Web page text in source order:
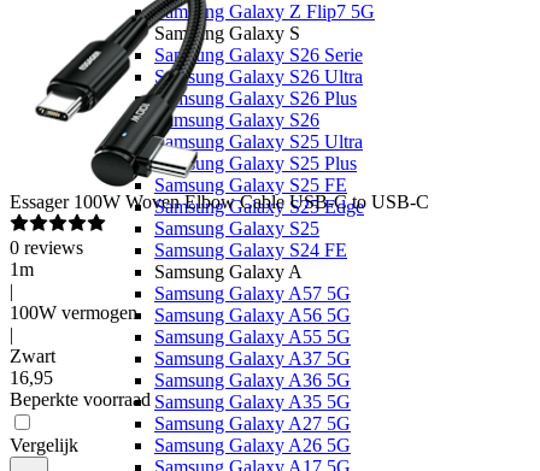
Samsung Galaxy Z Flip7 5G
Samsung Galaxy S
Samsung Galaxy S26 Serie
Samsung Galaxy S26 Ultra
Samsung Galaxy S26 Plus
Samsung Galaxy S26
Samsung Galaxy S25 Ultra
Samsung Galaxy S25 Plus
Samsung Galaxy S25 FE
Samsung Galaxy S25 Edge
Samsung Galaxy S25
Samsung Galaxy S24 FE
Samsung Galaxy A
Samsung Galaxy A57 5G
Samsung Galaxy A56 5G
Samsung Galaxy A55 5G
Samsung Galaxy A37 5G
Samsung Galaxy A36 5G
Samsung Galaxy A35 5G
Samsung Galaxy A27 5G
Samsung Galaxy A26 5G
Samsung Galaxy A17 5G
Essager 100W Woven Elbow Cable USB-C to USB-C
0 reviews
1m
|
100W vermogen
|
Zwart
16,95
Beperkte voorraad
Vergelijk